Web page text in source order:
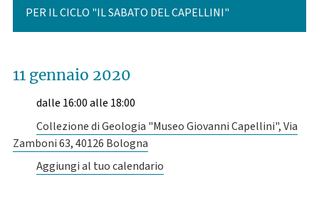
PER IL CICLO "IL SABATO DEL CAPELLINI"
11 gennaio 2020
dalle 16:00 alle 18:00
Collezione di Geologia "Museo Giovanni Capellini", Via
Zamboni 63, 40126 Bologna
Aggiungi al tuo calendario